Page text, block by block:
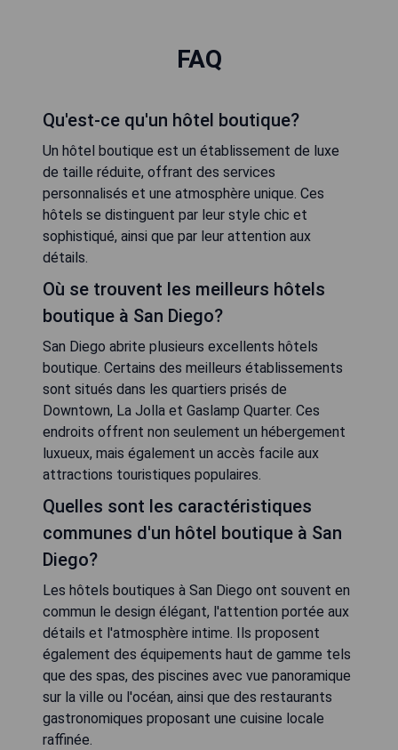
FAQ
Qu'est-ce qu'un hôtel boutique?
Un hôtel boutique est un établissement de luxe
de taille réduite, offrant des services
personnalisés et une atmosphère unique. Ces
hôtels se distinguent par leur style chic et
sophistiqué, ainsi que par leur attention aux
détails.
Où se trouvent les meilleurs hôtels
boutique à San Diego?
San Diego abrite plusieurs excellents hôtels
boutique. Certains des meilleurs établissements
sont situés dans les quartiers prisés de
Downtown, La Jolla et Gaslamp Quarter. Ces
endroits offrent non seulement un hébergement
luxueux, mais également un accès facile aux
attractions touristiques populaires.
Quelles sont les caractéristiques
communes d'un hôtel boutique à San
Diego?
Les hôtels boutiques à San Diego ont souvent en
commun le design élégant, l'attention portée aux
détails et l'atmosphère intime. Ils proposent
également des équipements haut de gamme tels
que des spas, des piscines avec vue panoramique
sur la ville ou l'océan, ainsi que des restaurants
gastronomiques proposant une cuisine locale
raffinée.